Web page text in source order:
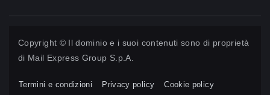
Copyright © Il dominio e i suoi contenuti sono di proprietà
di Mail Express Group S.p.A.
Termini e condizioni Privacy policy Cookie policy